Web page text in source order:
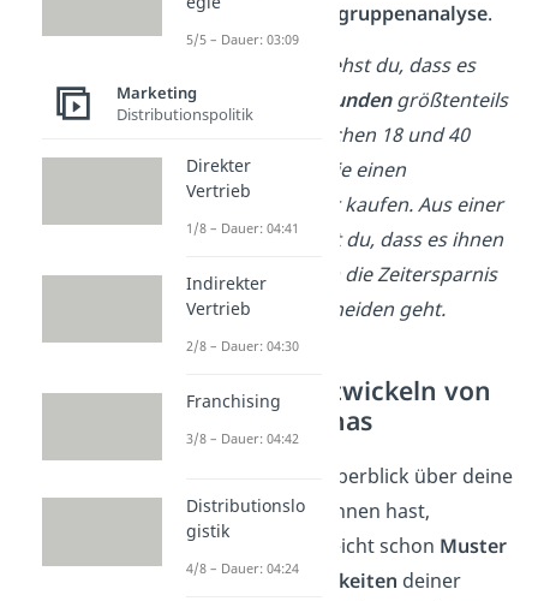
du dann eine
Zielgruppenanalyse.
Beispielsweise siehst du, dass es
sich bei deinen
Kundengrößtenteils
um Männer zwischen 18 und 40
Jahren handelt, die einen
Zwiebelschneider kaufen. Aus einer
Umfrageerfährst du, dass es ihnen
insbesondere um die Zeitersparnis
beim Zwiebelschneiden geht.
Schritt 2: Entwickeln von
Buyer Personas
Wenn du einen Überblick über deine
Zielgruppe gewonnen hast,
erkennst du vielleicht schon Muster
oder Gemeinsamkeiten deiner
5/5 – Dauer: 03:09
Marketing
Distributionspolitik
Direkter
Vertrieb
1/8 – Dauer: 04:41
Indirekter
Vertrieb
2/8 – Dauer: 04:30
Franchising
3/8 – Dauer: 04:42
Distributionslo
gistik
4/8 – Dauer: 04:24